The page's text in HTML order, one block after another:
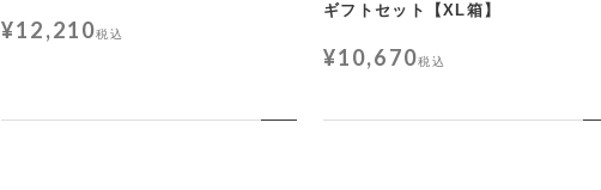
¥12,210税込
ギフトセット【XL箱】
¥10,670税込